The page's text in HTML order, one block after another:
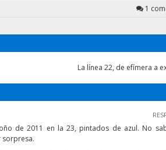
1
La línea 22, de efímera a
de 2011 en la 23, pintados de azul. No